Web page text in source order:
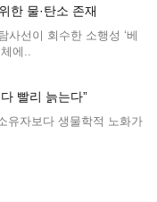
한 물·탄소 존재
사선이 회수한 소행성 ‘베
에..
빨리 늙는다”
유자보다 생물학적 노화가